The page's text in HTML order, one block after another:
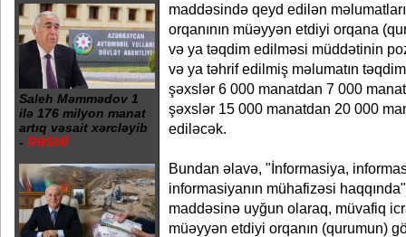
Saleh Məmmədov 1
ilə 176 milyon manat
artıq vəsait xərcləyib
- RƏSMİ
maddəsində qeyd edilən
orqanının müəyyən etdiyi orqana
və ya təqdim edilməsi müddətinin
və ya təhrif edilmiş məlumatın
şəxslər 6 000 manatdan 7 000
şəxslər 15 000 manatdan 20 000
ediləcək.
Bundan əlavə, "İnformasiya,
informasiyanın mühafizəsi
maddəsinə uyğun olaraq, müvafiq
müəyyən etdiyi orqanın (qurumun)